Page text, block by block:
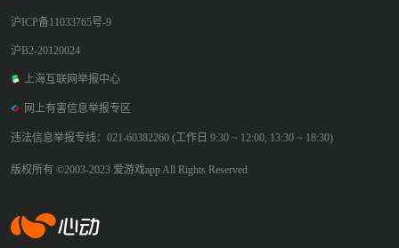
沪ICP备11033765号-9
沪B2-20120024
上海互联网举报中心
网上有害信息举报专区
违法信息举报专线：021-60382260 (工作日 9:30 ~ 12:00, 13:30 ~ 18:30)
版权所有 ©2003-2023 爱游戏app All Rights Reserved
爱游戏app体育